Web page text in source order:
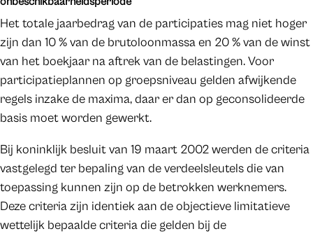
Het totale jaarbedrag van de participaties mag niet hoger
zijn dan 10 % van de brutoloonmassa en 20 % van de winst
van het boekjaar na aftrek van de belastingen. Voor
participatieplannen op groepsniveau gelden afwijkende
regels inzake de maxima, daar er dan op geconsolideerde
basis moet worden gewerkt.
Bij koninklijk besluit van 19 maart 2002 werden de criteria
vastgelegd ter bepaling van de verdeelsleutels die van
toepassing kunnen zijn op de betrokken werknemers.
Deze criteria zijn identiek aan de objectieve limitatieve
wettelijk bepaalde criteria die gelden bij de